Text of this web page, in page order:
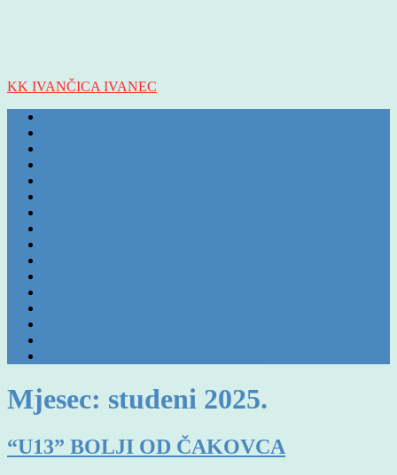
KK IVANČICA IVANEC
Mjesec: studeni 2025.
“U13” BOLJI OD ČAKOVCA